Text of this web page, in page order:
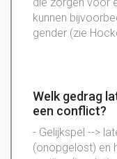
kunnen
gender (zie
Welk gedrag
een conflict?
- Gelijkspel -->
(onopgelost) en